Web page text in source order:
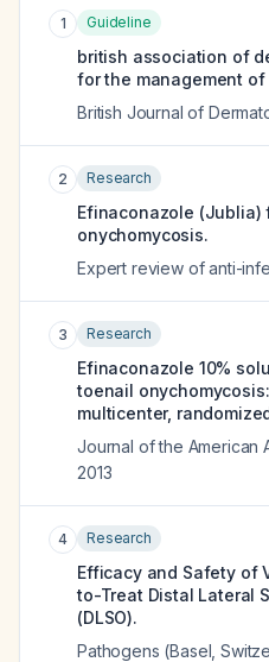
1 Guideline
british association of
for the management
British Journal of
2 Research
Efinaconazole
onychomycosis.
Expert review of anti-
3 Research
Efinaconazole 10%
toenail
multicenter,
Journal of the American
2013
4 Research
Efficacy and Safety of
to-Treat Distal Lateral
(DLSO).
Pathogens (Basel,